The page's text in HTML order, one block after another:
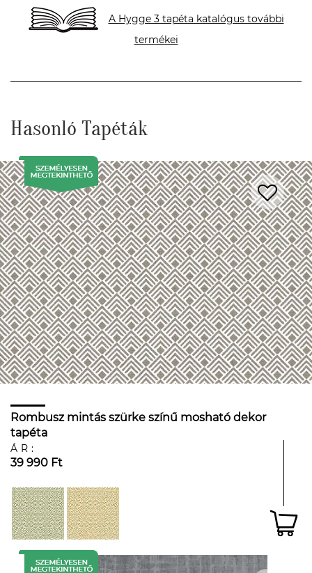
A Hygge 3 tapéta katalógus további
termékei
Hasonló Tapéták
Rombusz mintás szürke színű mosható dekor
tapéta
ÁR:
39 990 Ft